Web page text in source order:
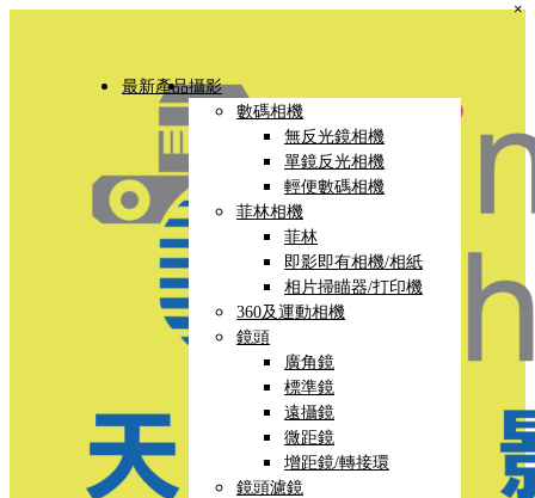
最新產品攝影
數碼相機
無反光鏡相機
單鏡反光相機
輕便數碼相機
菲林相機
菲林
即影即有相機/相紙
相片掃瞄器/打印機
360及運動相機
鏡頭
廣角鏡
標準鏡
遠攝鏡
微距鏡
增距鏡/轉接環
鏡頭濾鏡
×